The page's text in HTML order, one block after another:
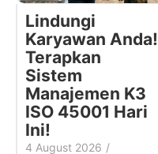
Lindungi
Karyawan Anda!
Terapkan
Sistem
Manajemen K3
ISO 45001 Hari
Ini!
4 August 2026 /